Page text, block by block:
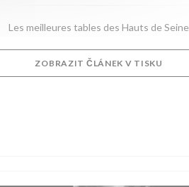
Les meilleures tables des Hauts de Seine
ZOBRAZIT ČLÁNEK V TISKU